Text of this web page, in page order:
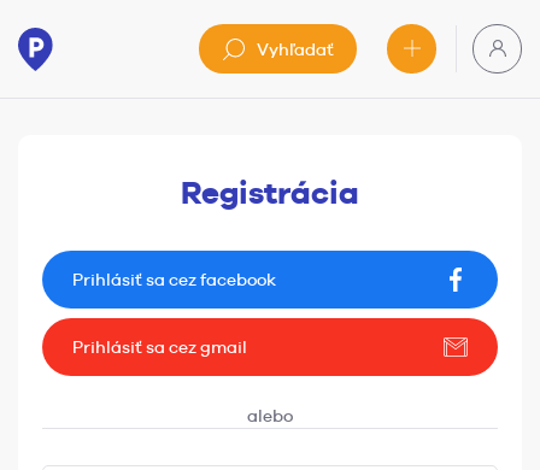
Vyhľadať
Registrácia
Prihlásiť sa cez facebook
Prihlásiť sa cez gmail